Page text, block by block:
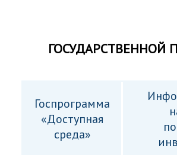
Госпрограмма
«Доступная
среда»